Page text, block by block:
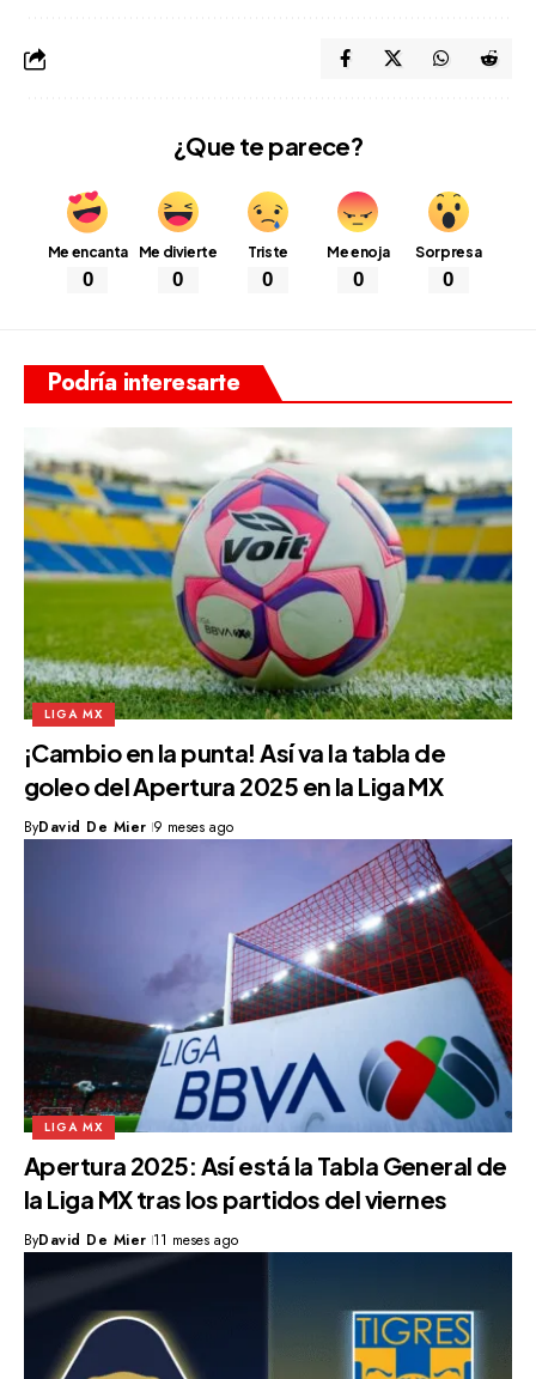
¿Que te parece?
Me encanta
0
Me divierte
0
Triste
0
Me enoja
0
Sorpresa
0
Podría interesarte
LIGA MX
¡Cambio en la punta! Así va la tabla de
goleo del Apertura 2025 en la Liga MX
ByDavid De Mier 9 meses ago
LIGA MX
Apertura 2025: Así está la Tabla General de
la Liga MX tras los partidos del viernes
ByDavid De Mier 11 meses ago